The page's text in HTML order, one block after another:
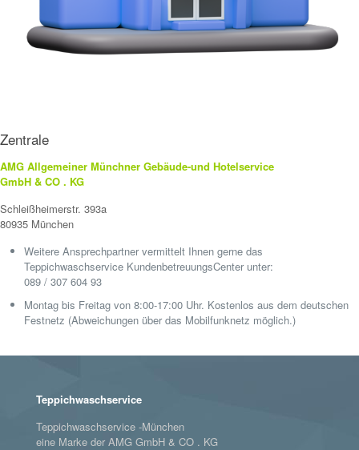
Zentrale
AMG Allgemeiner Münchner Gebäude-und Hotelservice
GmbH & CO . KG
Schleißheimerstr. 393a
80935 München
Weitere Ansprechpartner vermittelt Ihnen gerne das
Teppichwaschservice KundenbetreuungsCenter unter:
089 / 307 604 93
Montag bis Freitag von 8:00-17:00 Uhr. Kostenlos aus dem deutschen
Festnetz (Abweichungen über das Mobilfunknetz möglich.)
Teppichwaschservice
Teppichwaschservice -München
eine Marke der AMG GmbH & CO . KG